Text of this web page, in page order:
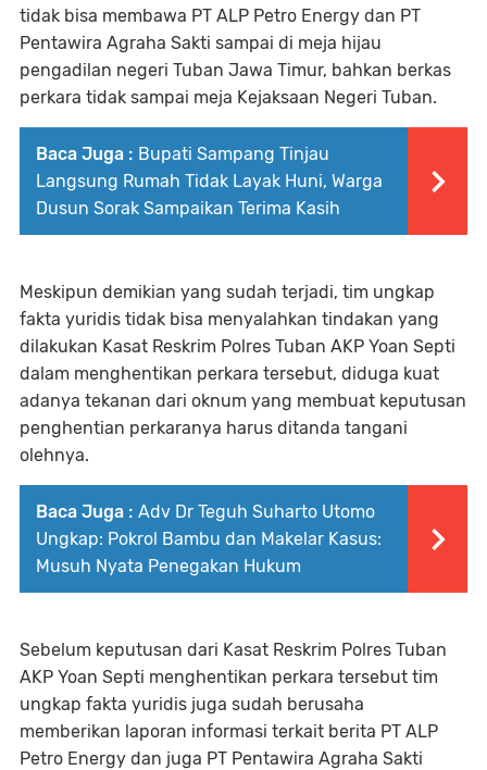
tidak bisa membawa PT ALP Petro Energy dan PT
Pentawira Agraha Sakti sampai di meja hijau
pengadilan negeri Tuban Jawa Timur, bahkan berkas
perkara tidak sampai meja Kejaksaan Negeri Tuban.
Baca Juga : Bupati Sampang Tinjau
Langsung Rumah Tidak Layak Huni, Warga
Dusun Sorak Sampaikan Terima Kasih
Meskipun demikian yang sudah terjadi, tim ungkap
fakta yuridis tidak bisa menyalahkan tindakan yang
dilakukan Kasat Reskrim Polres Tuban AKP Yoan Septi
dalam menghentikan perkara tersebut, diduga kuat
adanya tekanan dari oknum yang membuat keputusan
penghentian perkaranya harus ditanda tangani
olehnya.
Baca Juga : Adv Dr Teguh Suharto Utomo
Ungkap: Pokrol Bambu dan Makelar Kasus:
Musuh Nyata Penegakan Hukum
Sebelum keputusan dari Kasat Reskrim Polres Tuban
AKP Yoan Septi menghentikan perkara tersebut tim
ungkap fakta yuridis juga sudah berusaha
memberikan laporan informasi terkait berita PT ALP
Petro Energy dan juga PT Pentawira Agraha Sakti